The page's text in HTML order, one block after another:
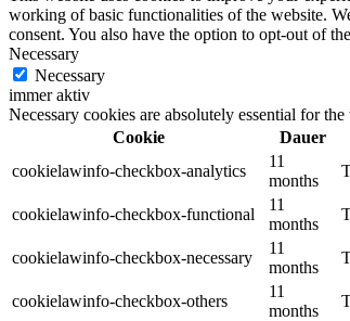
working of basic functionalities of the website.
consent. You also have the option to opt-out of
Necessary
Necessary
immer aktiv
Necessary cookies are absolutely essential for
Cookie
Dauer
cookielawinfo-checkbox-analytics
11
months
cookielawinfo-checkbox-functional
11
months
cookielawinfo-checkbox-necessary
11
months
cookielawinfo-checkbox-others
11
months